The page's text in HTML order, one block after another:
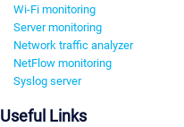
Wi-Fi monitoring
Server monitoring
Network traffic analyzer
NetFlow monitoring
Syslog server
Useful Links